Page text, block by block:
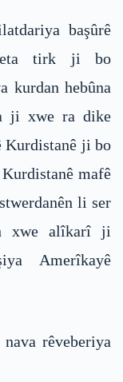
başûrê
tirk ji bo
kurdan hebûna
ji xwe ra dike
Kurdistanê ji bo
mafê
li ser
xwe alîkarî ji
Amerîkayê
rêveberiya